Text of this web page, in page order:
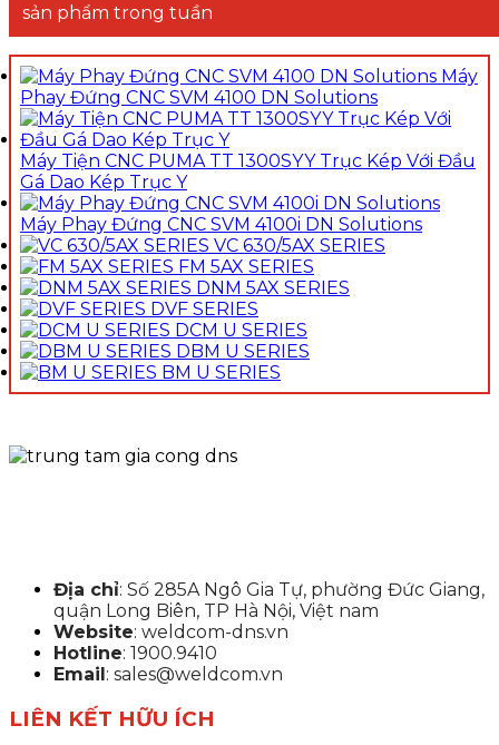
sản phẩm trong tuần
Máy
Phay Đứng CNC SVM 4100 DN Solutions
Máy Tiện CNC PUMA TT 1300SYY Trục Kép Với Đầu
Gá Dao Kép Trục Y
Máy Phay Đứng CNC SVM 4100i DN Solutions
VC 630/5AX SERIES
FM 5AX SERIES
DNM 5AX SERIES
DVF SERIES
DCM U SERIES
DBM U SERIES
BM U SERIES
Địa chỉ: Số 285A Ngô Gia Tự, phường Đức Giang,
quận Long Biên, TP Hà Nội, Việt nam
Website: weldcom-dns.vn
Hotline: 1900.9410
Email : sales@weldcom.vn
LIÊN KẾT HỮU ÍCH